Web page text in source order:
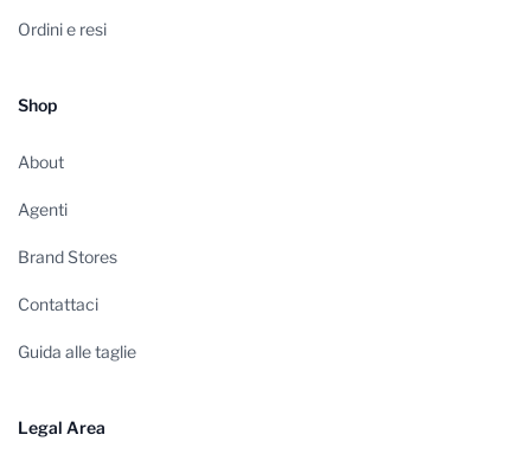
Ordini e resi
Shop
About
Agenti
Brand Stores
Contattaci
Guida alle taglie
Legal Area